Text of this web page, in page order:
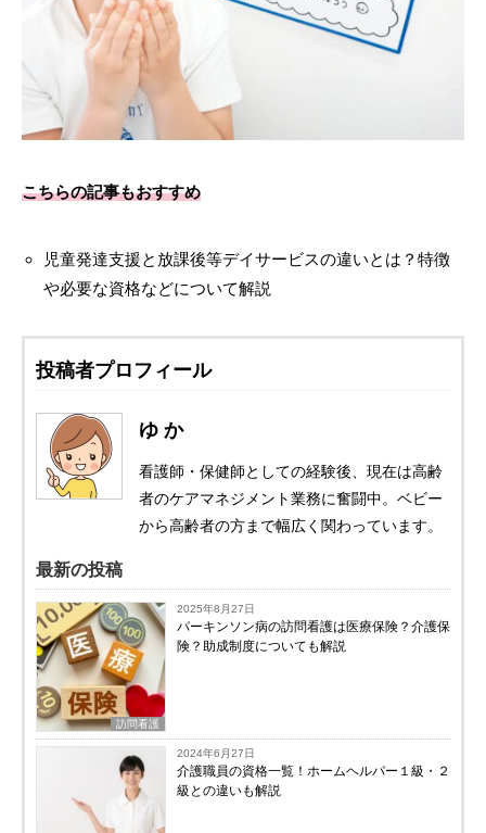
こちらの記事もおすすめ
児童発達支援と放課後等デイサービスの違いとは？特徴
や必要な資格などについて解説
投稿者プロフィール
ゆ か
看護師・保健師としての経験後、現在は高齢
者のケアマネジメント業務に奮闘中。ベビー
から高齢者の方まで幅広く関わっています。
最新の投稿
訪問看護
2025年8月27日
パーキンソン病の訪問看護は医療保険？介護保
険？助成制度についても解説
2024年6月27日
介護職員の資格一覧！ホームヘルパー１級・２
級との違いも解説